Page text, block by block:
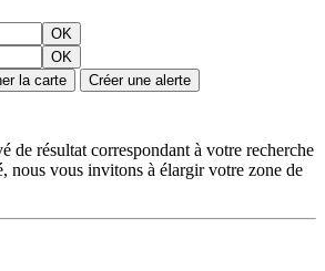
OK
OK
la carte Créer une alerte
de résultat correspondant à votre recherche
nous vous invitons à élargir votre zone de